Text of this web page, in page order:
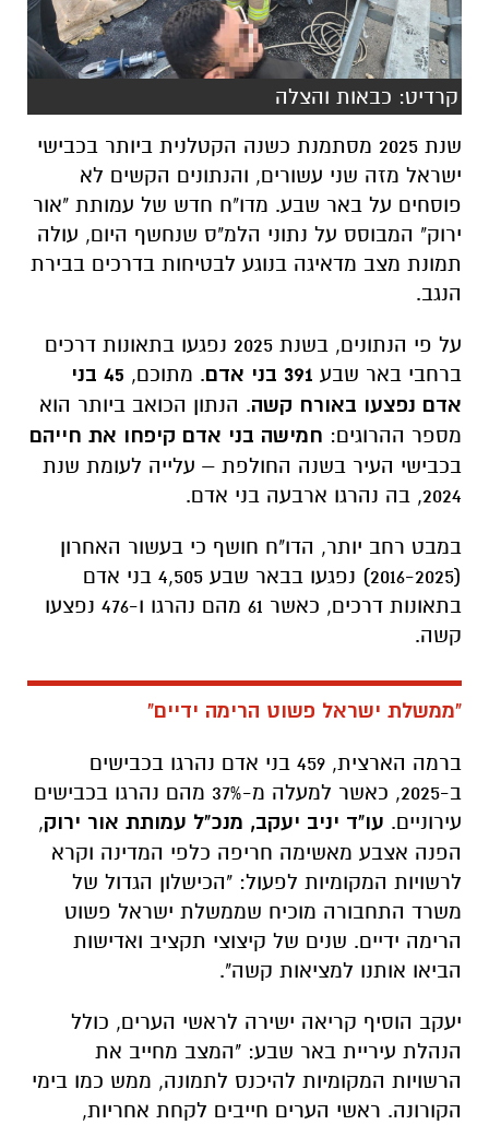
קרדיט: כבאות והצלה
שנת 2025 מסתמנת כשנה הקטלנית ביותר בכבישי
ישראל מזה שני עשורים, והנתונים הקשים לא
פוסחים על באר שבע. מדו"ח חדש של עמותת "אור
ירוק" המבוסס על נתוני הלמ"ס שנחשף היום, עולה
תמונת מצב מדאיגה בנוגע לבטיחות בדרכים בבירת
הנגב.
על פי הנתונים, בשנת 2025 נפגעו בתאונות דרכים
ברחבי באר שבע 391 בני אדם . מתוכם,
45 בני
אדם נפצעו באורח קשה. הנתון הכואב ביותר הוא
מספר ההרוגים: חמישה בני אדם קיפחו את חייהם
בכבישי העיר בשנה החולפת – עלייה לעומת שנת
2024, בה נהרגו ארבעה בני אדם.
במבט רחב יותר, הדו"ח חושף כי בעשור האחרון
(2016-2025) נפגעו בבאר שבע 4,505 בני אדם
בתאונות דרכים, כאשר 61 מהם נהרגו ו-476 נפצעו
קשה.
"ממשלת ישראל פשוט הרימה ידיים"
ברמה הארצית, 459 בני אדם נהרגו בכבישים
ב-2025, כאשר למעלה מ-37% מהם נהרגו בכבישים
עירוניים. עו"ד יניב יעקב, מנכ"ל עמותת אור ירוק,
הפנה אצבע מאשימה חריפה כלפי המדינה וקרא
לרשויות המקומיות לפעול: "הכישלון הגדול של
משרד התחבורה מוכיח שממשלת ישראל פשוט
הרימה ידיים. שנים של קיצוצי תקציב ואדישות
הביאו אותנו למציאות קשה".
יעקב הוסיף קריאה ישירה לראשי הערים, כולל
הנהלת עיריית באר שבע: "המצב מחייב את
הרשויות המקומיות להיכנס לתמונה, ממש כמו בימי
הקורונה. ראשי הערים חייבים לקחת אחריות,